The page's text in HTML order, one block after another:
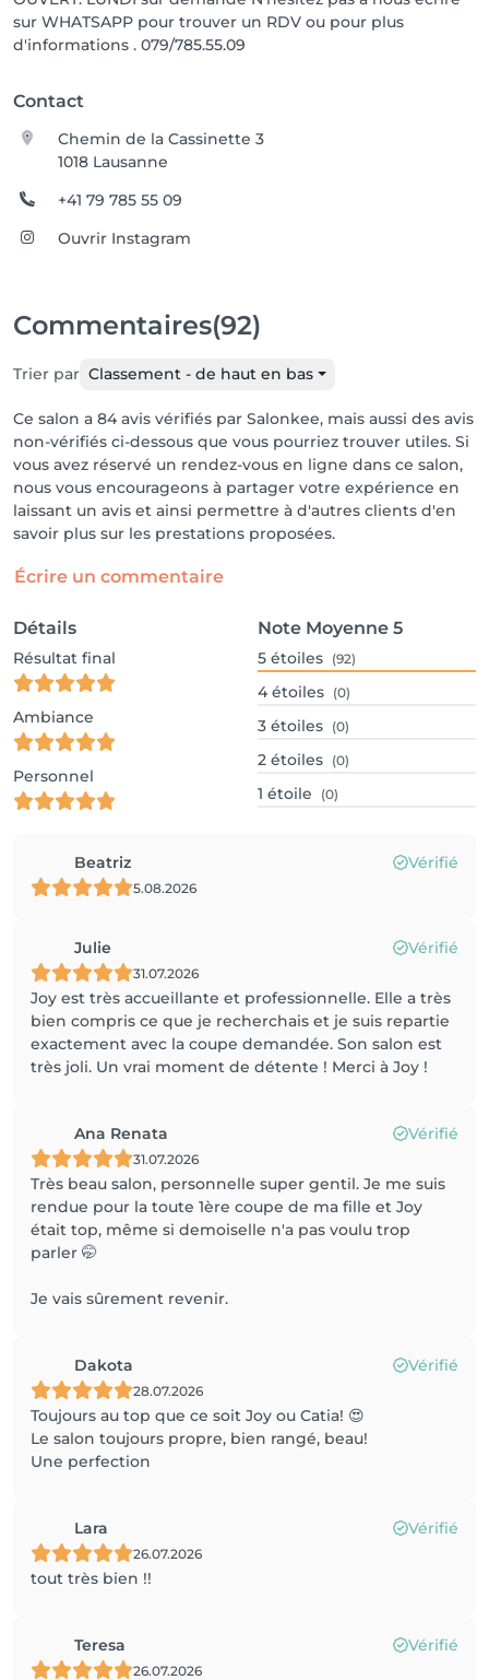
sur WHATSAPP pour trouver un RDV ou pour plus
d'informations . 079/785.55.09
Contact
Chemin de la Cassinette 3
1018 Lausanne
+41 79 785 55 09
Ouvrir Instagram
Commentaires(92)
Trier par Classement - de haut en bas
Ce salon a 84 avis vérifiés par Salonkee, mais aussi des avis
non-vérifiés ci-dessous que vous pourriez trouver utiles. Si
vous avez réservé un rendez-vous en ligne dans ce salon,
nous vous encourageons à partager votre expérience en
laissant un avis et ainsi permettre à d'autres clients d'en
savoir plus sur les prestations proposées.
Écrire un commentaire
Détails
Résultat final
Ambiance
Personnel
Note Moyenne 5
5 étoiles (92)
4 étoiles (0)
3 étoiles (0)
2 étoiles (0)
1 étoile (0)
Beatriz Vérifié
5.08.2026
Julie Vérifié
31.07.2026
Joy est très accueillante et professionnelle. Elle a très
bien compris ce que je recherchais et je suis repartie
exactement avec la coupe demandée. Son salon est
très joli. Un vrai moment de détente ! Merci à Joy !
Ana Renata Vérifié
31.07.2026
Très beau salon, personnelle super gentil. Je me suis
rendue pour la toute 1ère coupe de ma fille et Joy
était top, même si demoiselle n'a pas voulu trop
parler 🤭
Je vais sûrement revenir.
Dakota Vérifié
28.07.2026
Toujours au top que ce soit Joy ou Catia! 😍
Le salon toujours propre, bien rangé, beau!
Une perfection
Lara Vérifié
26.07.2026
tout très bien !!
Teresa Vérifié
26.07.2026